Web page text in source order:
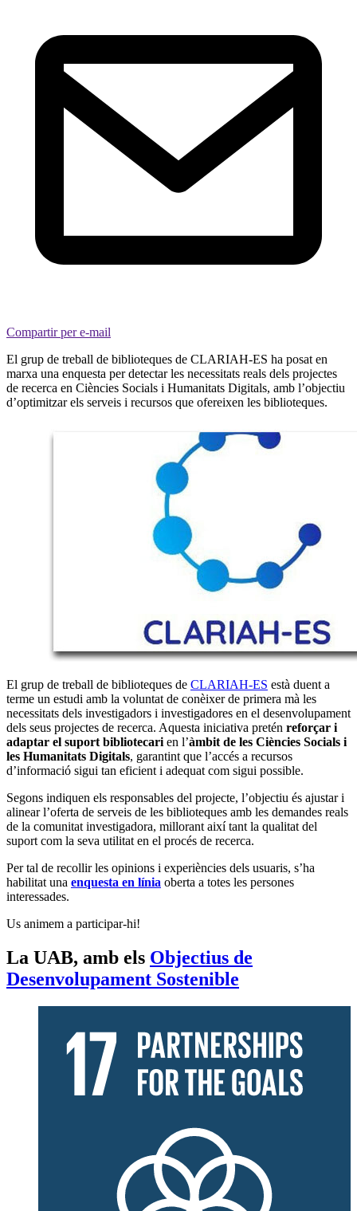
Compartir per e-mail
El grup de treball de biblioteques de CLARIAH-ES ha posat en
marxa una enquesta per detectar les necessitats reals dels projectes
de recerca en Ciències Socials i Humanitats Digitals, amb l’objectiu
d’optimitzar els serveis i recursos que ofereixen les biblioteques.
El grup de treball de biblioteques de CLARIAH-ES està duent a
terme un estudi amb la voluntat de conèixer de primera mà les
necessitats dels investigadors i investigadores en el desenvolupament
dels seus projectes de recerca. Aquesta iniciativa pretén reforçar i
adaptar el suport bibliotecari en l’àmbit de les Ciències Socials i
les Humanitats Digitals, garantint que l’accés a recursos
d’informació sigui tan eficient i adequat com sigui possible.
Segons indiquen els responsables del projecte, l’objectiu és ajustar i
alinear l’oferta de serveis de les biblioteques amb les demandes reals
de la comunitat investigadora, millorant així tant la qualitat del
suport com la seva utilitat en el procés de recerca.
Per tal de recollir les opinions i experiències dels usuaris, s’ha
habilitat una enquesta en línia oberta a totes les persones
interessades.
Us animem a participar-hi!
La UAB, amb els Objectius de
Desenvolupament Sostenible